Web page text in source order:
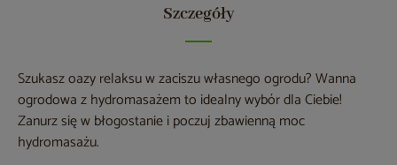
Szczegóły
Szukasz oazy relaksu w zaciszu własnego ogrodu? Wanna
ogrodowa z hydromasażem to idealny wybór dla Ciebie!
Zanurz się w błogostanie i poczuj zbawienną moc
hydromasażu.